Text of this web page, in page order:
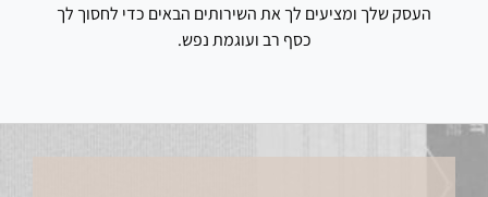
העסק שלך ומציעים לך את השירותים הבאים כדי לחסוך לך
כסף רב ועוגמת נפש.